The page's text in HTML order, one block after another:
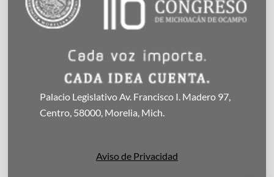
Palacio Legislativo Av. Francisco I. Madero 97,
Centro, 58000, Morelia, Mich.
Aviso de Privacidad